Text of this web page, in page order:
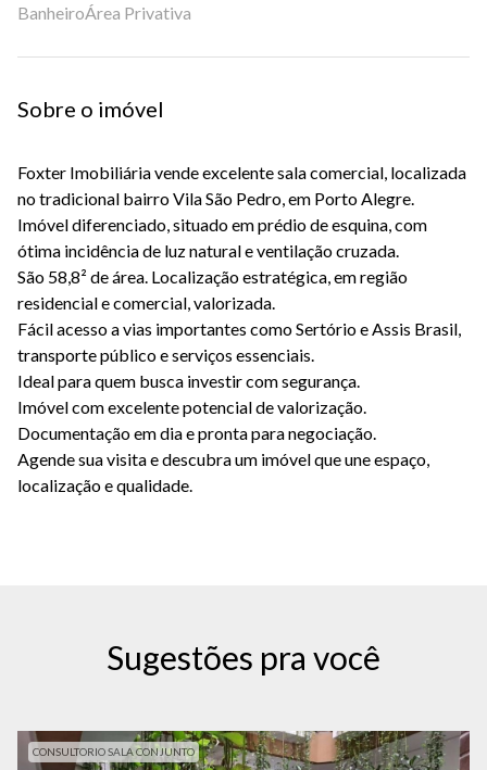
BanheiroÁrea Privativa
Sobre o imóvel
Foxter Imobiliária vende excelente sala comercial, localizada
no tradicional bairro Vila São Pedro, em Porto Alegre.
Imóvel diferenciado, situado em prédio de esquina, com
ótima incidência de luz natural e ventilação cruzada.
São 58,8² de área. Localização estratégica, em região
residencial e comercial, valorizada.
Fácil acesso a vias importantes como Sertório e Assis Brasil,
transporte público e serviços essenciais.
Ideal para quem busca investir com segurança.
Imóvel com excelente potencial de valorização.
Documentação em dia e pronta para negociação.
Agende sua visita e descubra um imóvel que une espaço,
localização e qualidade.
Sugestões pra você
CONSULTORIO SALA CONJUNTO